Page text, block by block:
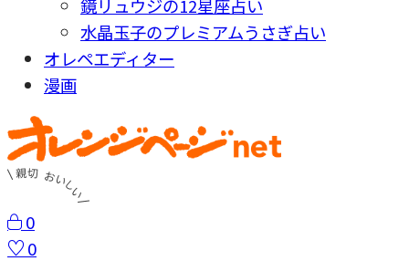
鏡リュウジの12星座占い
水晶玉子のプレミアムうさぎ占い
オレペエディター
漫画
0
0